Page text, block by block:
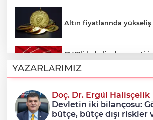
Altın fiyatlarında yükseliş
CHP'li belediyelere parti
Hakkında soruşturma
incelenecek
Erkan Aydın
sahada tuttu
YAZARLARIMIZ
Doç. Dr. Ergül Halisçelik
Devletin iki bilançosu:
bütçe, bütçe dışı riskler